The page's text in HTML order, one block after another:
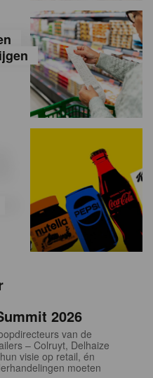
2026
van de
– Colruyt, Delhaize
visie op retail, én
moeten